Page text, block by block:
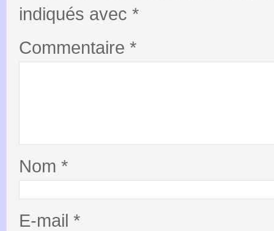
indiqués avec *
Commentaire *
Nom *
E-mail *